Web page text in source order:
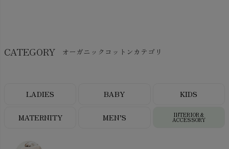
CATEGORY オーガニックコットンカテゴリ
LADIES BABY KIDS
MATERNITY MEN’S INTERIOR＆
ACCESSORY